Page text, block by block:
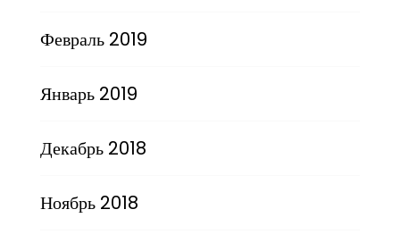
Февраль 2019
Январь 2019
Декабрь 2018
Ноябрь 2018